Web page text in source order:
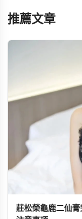
推薦文章
莊松榮龜鹿二仙